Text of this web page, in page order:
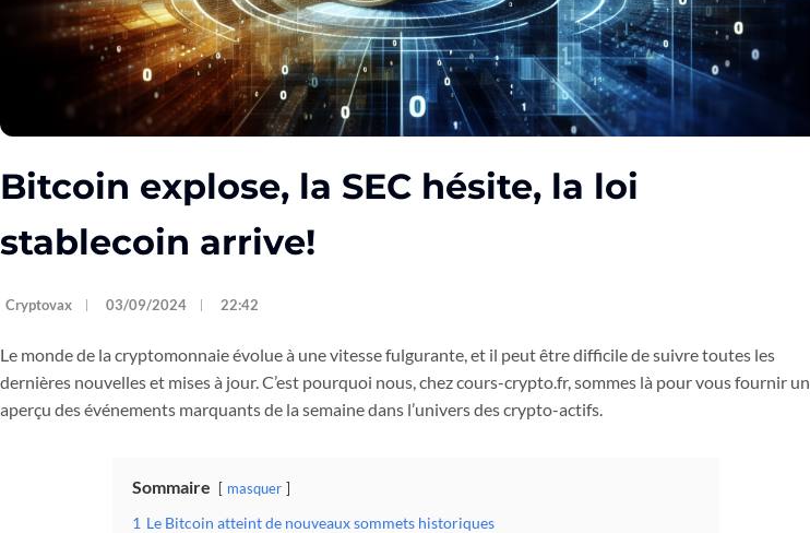
Bitcoin explose, la SEC hésite, la loi
stablecoin arrive!
Cryptovax 03/09/2024 22:42
Le monde de la cryptomonnaie évolue à une vitesse fulgurante, et il peut être difficile de suivre toutes les
dernières nouvelles et mises à jour. C’est pourquoi nous, chez cours-crypto.fr, sommes là pour vous fournir un
aperçu des événements marquants de la semaine dans l’univers des crypto-actifs.
Sommaire masquer
1 Le Bitcoin atteint de nouveaux sommets historiques